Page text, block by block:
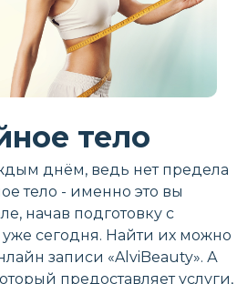
тело
днём, ведь нет предела
тело - именно это вы
начав подготовку с
сегодня. Найти их можно
записи «AlviBeauty». А
предоставляет услуги,